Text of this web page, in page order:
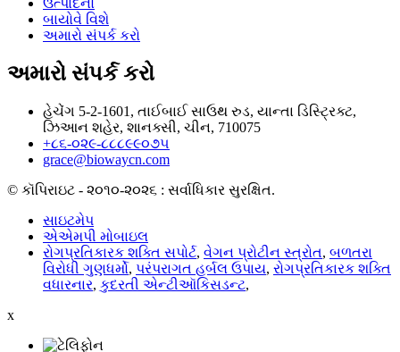
ઉત્પાદનો
બાયોવે વિશે
અમારો સંપર્ક કરો
અમારો સંપર્ક કરો
હેચેંગ 5-2-1601, તાઈબાઈ સાઉથ રુડ, યાન્તા ડિસ્ટ્રિક્ટ,
ઝિઆન શહેર, શાનક્સી, ચીન, 710075
+૮૬-૦૨૯-૮૮૮૯૯૦૭૫
grace@biowaycn.com
© કૉપિરાઇટ - ૨૦૧૦-૨૦૨૬ : સર્વાધિકાર સુરક્ષિત.
સાઇટમેપ
એએમપી મોબાઇલ
રોગપ્રતિકારક શક્તિ સપોર્ટ, વેગન પ્રોટીન સ્ત્રોત, બળતરા
વિરોધી ગુણધર્મો, પરંપરાગત હર્બલ ઉપાય, રોગપ્રતિકારક શક્તિ
વધારનાર, કુદરતી એન્ટીઑકિસડન્ટ,
x